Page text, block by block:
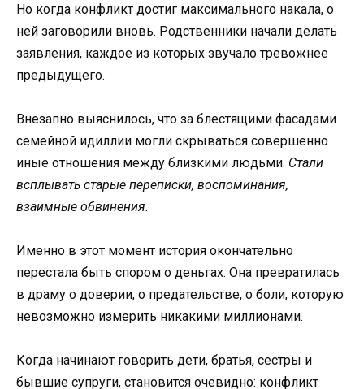
Но когда конфликт достиг максимального накала, о
ней заговорили вновь. Родственники начали делать
заявления, каждое из которых звучало тревожнее
предыдущего.
Внезапно выяснилось, что за блестящими фасадами
семейной идиллии могли скрываться совершенно
иные отношения между близкими людьми. Стали
всплывать старые переписки, воспоминания,
взаимные обвинения.
Именно в этот момент история окончательно
перестала быть спором о деньгах. Она превратилась
в драму о доверии, о предательстве, о боли, которую
невозможно измерить никакими миллионами.
Когда начинают говорить дети, братья, сестры и
бывшие супруги, становится очевидно: конфликт